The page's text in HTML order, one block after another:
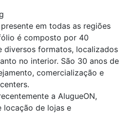
em todas as regiões
é composto por 40
diversos formatos, localizados
no interior. São 30 anos de
comercialização e
a AlugueON,
locação de lojas e